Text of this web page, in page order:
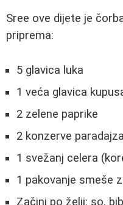
Sree ove dijete je
priprema:
5 glavica luka
1 veća glavica
2 zelene paprike
2 konzerve
1 svežanj celera
1 pakovanje smeše
Začini po želji: so,